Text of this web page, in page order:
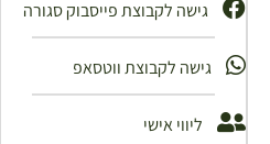
גישה לקבוצת פייסבוק סגורה ​
גישה לקבוצת ווטסאפ
ליווי אישי